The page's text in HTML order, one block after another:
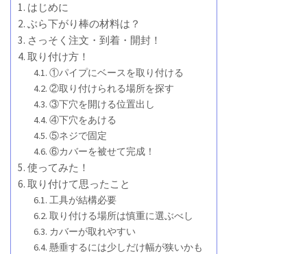
はじめに
ぶら下がり棒の材料は？
さっそく注文・到着・開封！
取り付け方！
①パイプにベースを取り付ける
②取り付けられる場所を探す
③下穴を開ける位置出し
④下穴をあける
⑤ネジで固定
⑥カバーを被せて完成！
使ってみた！
取り付けて思ったこと
工具が結構必要
取り付ける場所は慎重に選ぶべし
カバーが取れやすい
懸垂するには少しだけ幅が狭いかも